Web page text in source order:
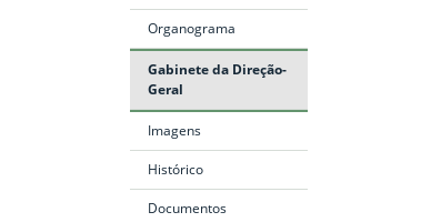
Organograma
Gabinete da Direção-
Geral
Imagens
Histórico
Documentos